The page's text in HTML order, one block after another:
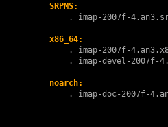
SRPMS:
        .
imap-2007f-
x86_64:
        .
imap-2007f-
        .
imap-devel-2007f-
noarch:
        .
imap-doc-2007f-